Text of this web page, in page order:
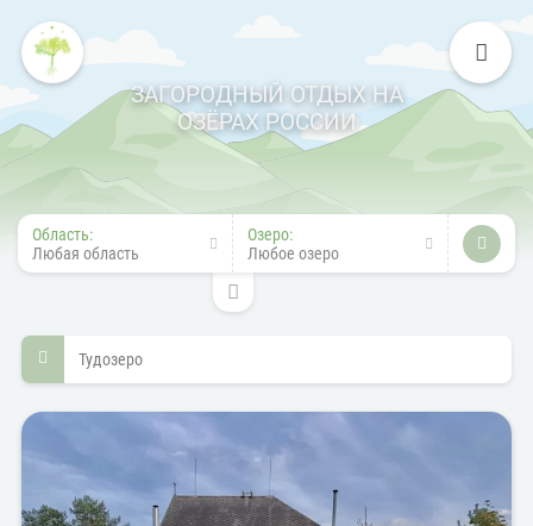
ЗАГОРОДНЫЙ ОТДЫХ НА
ОЗЁРАХ РОССИИ
Область:
Любая область
Озеро:
Любое озеро
Тудозеро